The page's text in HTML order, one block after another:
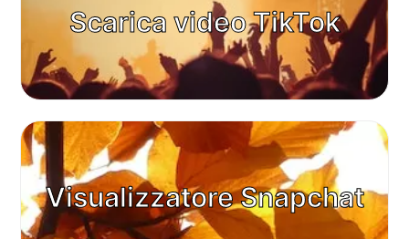
Scarica video TikTok
Visualizzatore Snapchat